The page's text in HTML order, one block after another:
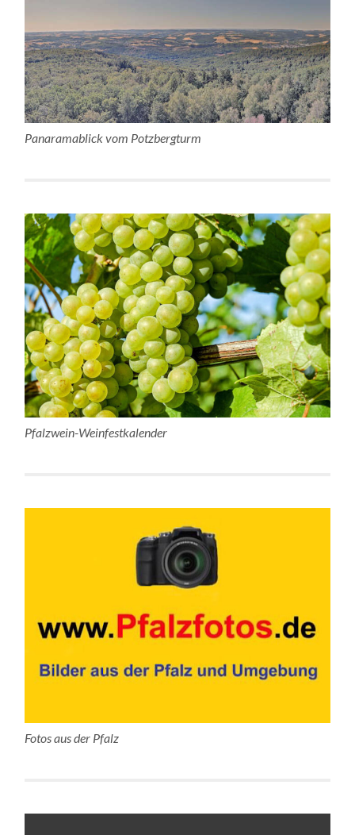
Panaramablick vom Potzbergturm
Pfalzwein-Weinfestkalender
Fotos aus der Pfalz